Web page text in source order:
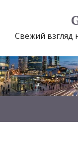
Свежий взгляд